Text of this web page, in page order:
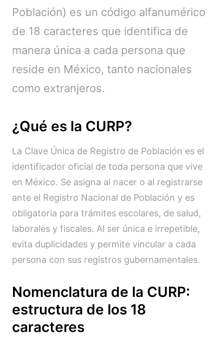
Población) es un código alfanumérico
de 18 caracteres que identifica de
manera única a cada persona que
reside en México, tanto nacionales
como extranjeros.
¿Qué es la CURP?
La Clave Única de Registro de Población es el
identificador oficial de toda persona que vive
en México. Se asigna al nacer o al registrarse
ante el Registro Nacional de Población y es
obligatoria para trámites escolares, de salud,
laborales y fiscales. Al ser única e irrepetible,
evita duplicidades y permite vincular a cada
persona con sus registros gubernamentales.
Nomenclatura de la CURP:
estructura de los 18
caracteres